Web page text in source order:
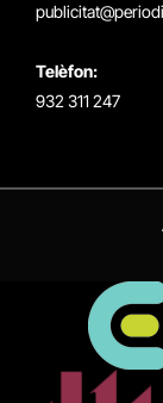
Telèfon:
932 311 247